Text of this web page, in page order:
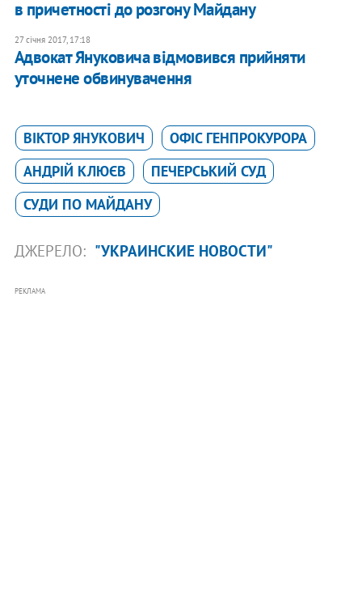
в причетності до розгону Майдану
27 січня 2017, 17:18
Адвокат Януковича відмовився прийняти
уточнене обвинувачення
ВІКТОР ЯНУКОВИЧ
ОФІС ГЕНПРОКУРОРА
АНДРІЙ КЛЮЄВ
ПЕЧЕРСЬКИЙ СУД
СУДИ ПО МАЙДАНУ
ДЖЕРЕЛО: "УКРАИНСКИЕ НОВОСТИ"
РЕКЛАМА